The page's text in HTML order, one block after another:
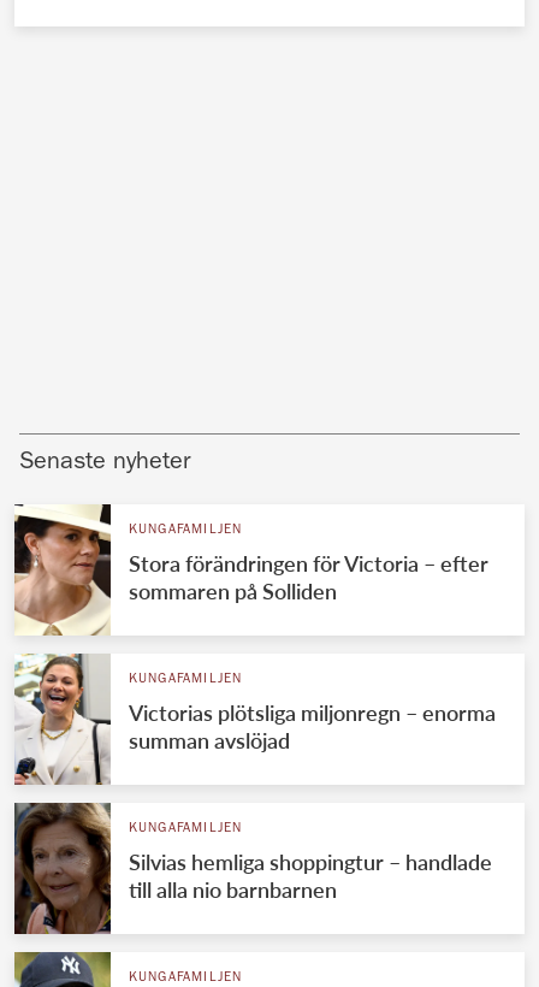
Senaste nyheter
KUNGAFAMILJEN
Stora förändringen för Victoria – efter
sommaren på Solliden
KUNGAFAMILJEN
Victorias plötsliga miljonregn – enorma
summan avslöjad
KUNGAFAMILJEN
Silvias hemliga shoppingtur – handlade
till alla nio barnbarnen
KUNGAFAMILJEN